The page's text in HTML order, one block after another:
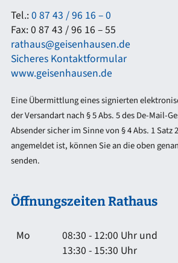
Tel.:0 87 43 / 96 16 – 0
Fax: 0 87 43 / 96 16 – 55
rathaus@geisenhausen.de
Sicheres Kontaktformular
www.geisenhausen.de
Eine Übermittlung eines signierten
der Versandart nach § 5 Abs. 5 des De-Mail-
Absender sicher im Sinne von § 4 Abs. 1 Satz
angemeldet ist, können Sie an die oben
senden.
Öffnungszeiten Rathaus
Mo
08:30 - 12:00 Uhr und
13:30 - 15:30 Uhr